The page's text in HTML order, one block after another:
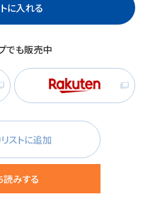
に入れる
でも販売中
ストに追加
読みする